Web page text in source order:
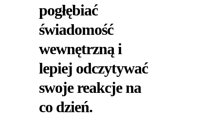
pogłębiać
świadomość
wewnętrzną i
lepiej odczytywać
swoje reakcje na
co dzień.